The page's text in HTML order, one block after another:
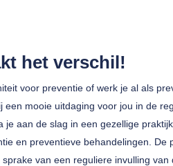
het verschil!
voor preventie of werk je al als
een mooie uitdaging voor jou in de
aan de slag in een gezellige
en preventieve behandelingen. De
van een reguliere invulling van